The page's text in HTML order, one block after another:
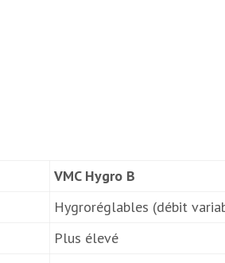
VMC Hygro B
Hygroréglables (débit
Plus élevé